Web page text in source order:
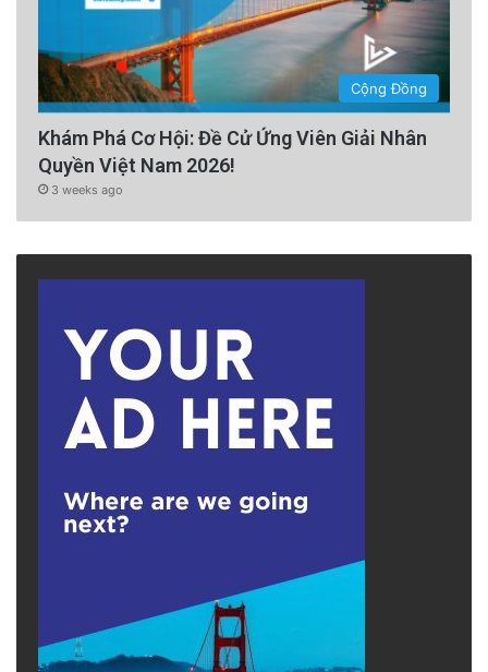
Cộng Đồng
Khám Phá Cơ Hội: Đề Cử Ứng Viên Giải Nhân
Quyền Việt Nam 2026!
3 weeks ago